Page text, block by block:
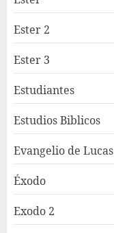
Ester 2
Ester 3
Estudiantes
Estudios Biblicos
Evangelio de Lucas
Éxodo
Exodo 2